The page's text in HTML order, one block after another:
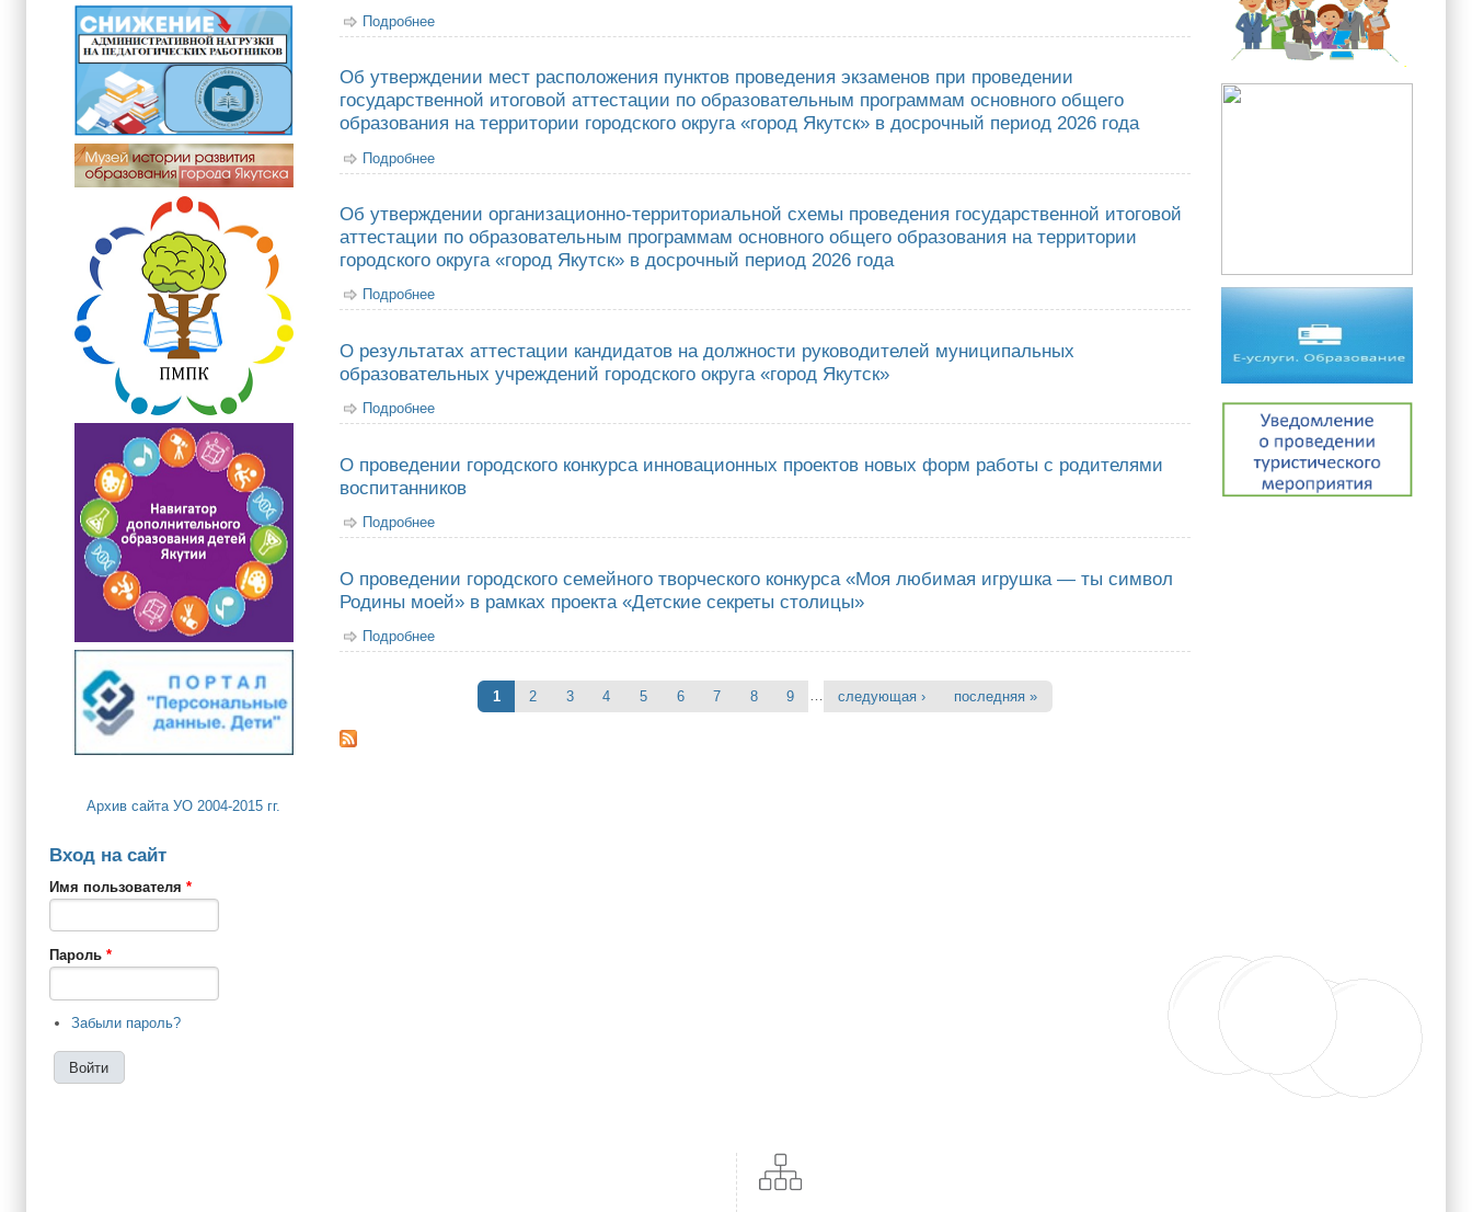
Архив сайта УО 2004-2015 гг.
Вход на сайт
Имя пользователя *
Пароль *
Забыли пароль?
Подробнее о Об утверждении антикоррупционных стандартов Муниципального казенного учреждения «Управление образования» городского округа «город Якутск» и
положение о предотвращении и урегулировании конфликта интересов в новой редакции
Об утверждении мест расположения пунктов проведения экзаменов при проведении
государственной итоговой аттестации по образовательным программам основного общего
образования на территории городского округа «город Якутск» в досрочный период 2026 года
Подробнее
программам основного общего образования на территории городского округа «город Якутск» в досрочный период 2026 года
Об утверждении организационно-территориальной схемы проведения государственной итоговой
аттестации по образовательным программам основного общего образования на территории
городского округа «город Якутск» в досрочный период 2026 года
Подробнее о Об утверждении организационно-территориальной схемы проведения государственной итоговой аттестации по образовательным программам основного
общего образования на территории городского округа «город Якутск» в досрочный период 2026 года
О результатах аттестации кандидатов на должности руководителей муниципальных
образовательных учреждений городского округа «город Якутск»
Подробнее о О результатах аттестации кандидатов на должности руководителей муниципальных образовательных учреждений городского округа «город Якутск»
О проведении городского конкурса инновационных проектов новых форм работы с родителями
воспитанников
Подробнее
О проведении городского семейного творческого конкурса «Моя любимая игрушка — ты символ
Родины моей» в рамках проекта «Детские секреты столицы»
Подробнее
столицы»
1 2 3 4 5 6 7 8 9 … следующая › последняя »